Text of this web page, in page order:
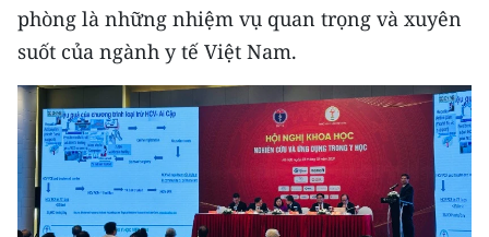
phòng là những nhiệm vụ quan trọng và xuyên
suốt của ngành y tế Việt Nam.